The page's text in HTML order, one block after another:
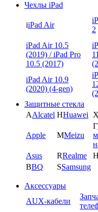
Чехлы iPad
iiPad Air
2
iPad Air 10.5
(2019) / iPad Pro
10.5 (2017)
11
iPad Air 10.9
(2020) (4-gen)
Защитные стекла
AAlcatel HHuawei X
Apple MMeizu
Г
Asus
RRealme Н
BBQ SSamsung
Аксессуары
AUX-кабели